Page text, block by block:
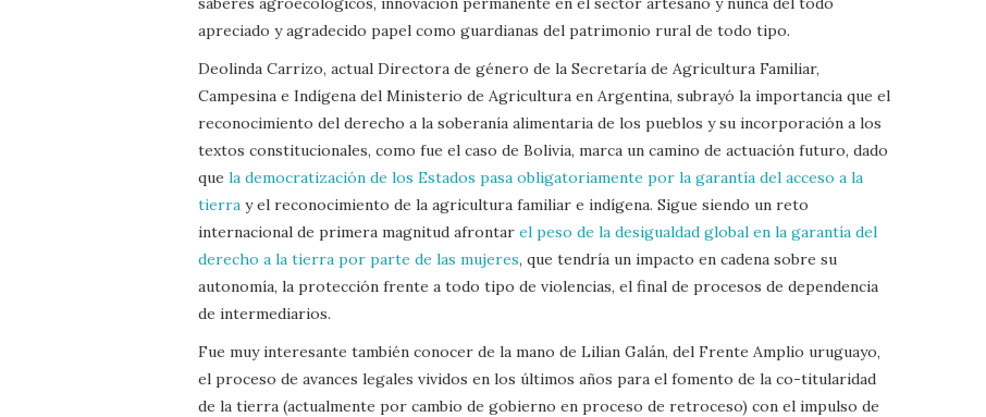
apreciado y agradecido papel como guardianas del patrimonio rural de todo tipo.
Deolinda Carrizo, actual Directora de género de la Secretaría de Agricultura Familiar,
Campesina e Indígena del Ministerio de Agricultura en Argentina, subrayó la importancia que el
reconocimiento del derecho a la soberanía alimentaria de los pueblos y su incorporación a los
textos constitucionales, como fue el caso de Bolivia, marca un camino de actuación futuro, dado
que la democratización de los Estados pasa obligatoriamente por la garantía del acceso a la
tierra y el reconocimiento de la agricultura familiar e indígena. Sigue siendo un reto
internacional de primera magnitud afrontar el peso de la desigualdad global en la garantía del
derecho a la tierra por parte de las mujeres, que tendría un impacto en cadena sobre su
autonomía, la protección frente a todo tipo de violencias, el final de procesos de dependencia
de intermediarios.
Fue muy interesante también conocer de la mano de Lilian Galán, del Frente Amplio uruguayo,
el proceso de avances legales vividos en los últimos años para el fomento de la co-titularidad
de la tierra (actualmente por cambio de gobierno en proceso de retroceso) con el impulso de